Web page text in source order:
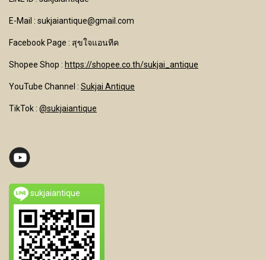
E-Mail : sukjaiantique@gmail.com
Facebook Page : สุขใจแอนทีค
Shopee Shop : https://shopee.co.th/sukjai_antique
YouTube Channel : Sukjai Antique
TikTok : @sukjaiantique
sukjaiantique